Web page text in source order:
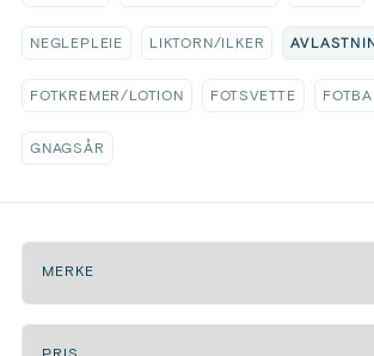
NEGLEPLEIE LIKTORN/ILKER
FOTKREMER/LOTION FOTSVETTE
GNAGSÅR